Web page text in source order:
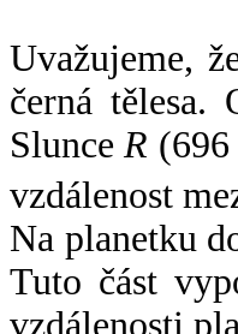
Uvažujeme,
černá tělesa.
SlunceR
vzdálenost
Na planetku
Tuto část
vzdálenosti